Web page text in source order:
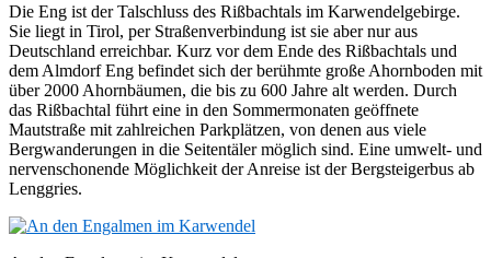
Die Eng ist der Talschluss des Rißbachtals im Karwendelgebirge.
Sie liegt in Tirol, per Straßenverbindung ist sie aber nur aus
Deutschland erreichbar. Kurz vor dem Ende des Rißbachtals und
dem Almdorf Eng befindet sich der berühmte große Ahornboden mit
über 2000 Ahornbäumen, die bis zu 600 Jahre alt werden. Durch
das Rißbachtal führt eine in den Sommermonaten geöffnete
Mautstraße mit zahlreichen Parkplätzen, von denen aus viele
Bergwanderungen in die Seitentäler möglich sind. Eine umwelt- und
nervenschonende Möglichkeit der Anreise ist der Bergsteigerbus ab
Lenggries.